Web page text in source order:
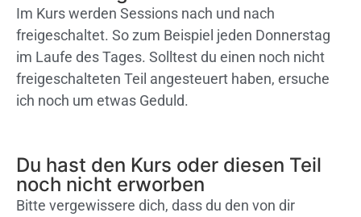
Im Kurs werden Sessions nach und nach
freigeschaltet. So zum Beispiel jeden Donnerstag
im Laufe des Tages. Solltest du einen noch nicht
freigeschalteten Teil angesteuert haben, ersuche
ich noch um etwas Geduld.
Du hast den Kurs oder diesen Teil
noch nicht erworben
Bitte vergewissere dich, dass du den von dir